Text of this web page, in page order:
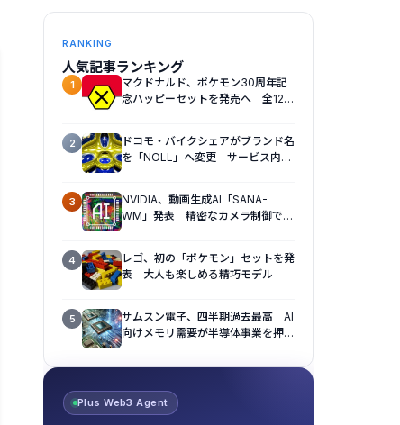
RANKING
人気記事ランキング
1
マクドナルド、ポケモン30周年記
念ハッピーセットを発売へ 全12種
2
ドコモ・バイクシェアがブランド名
を「NOLL」へ変更 サービス内容
3
NVIDIA、動画生成AI「SANA-
WM」発表 精密なカメラ制御で視
4
レゴ、初の「ポケモン」セットを発
表 大人も楽しめる精巧モデル
5
サムスン電子、四半期過去最高 AI
向けメモリ需要が半導体事業を押し
Plus Web3 Agent